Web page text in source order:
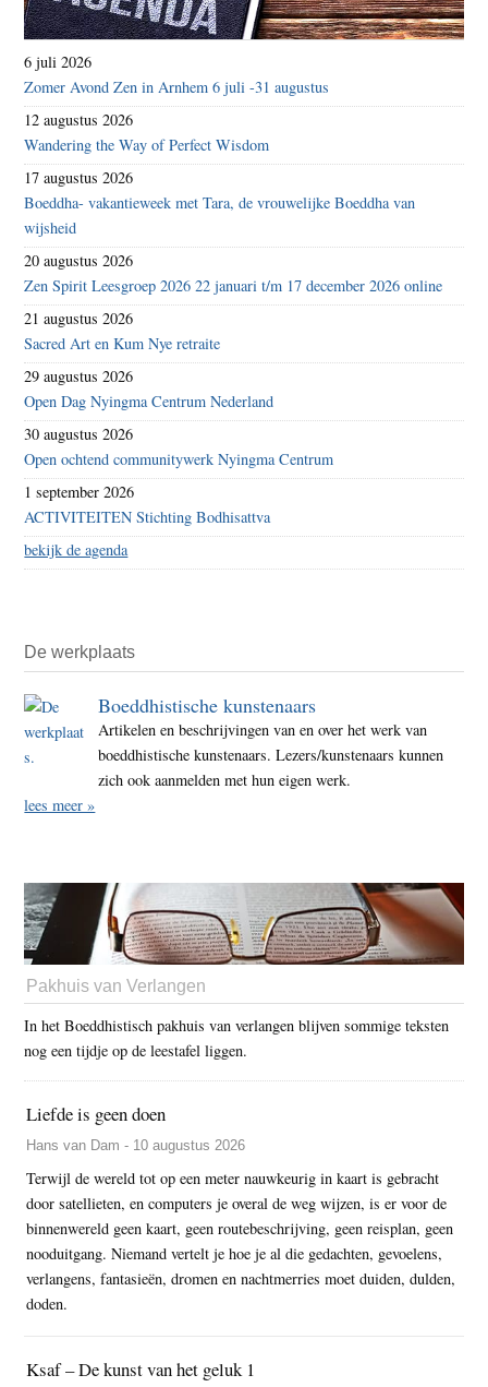
6 juli 2026
Zomer Avond Zen in Arnhem 6 juli -31 augustus
12 augustus 2026
Wandering the Way of Perfect Wisdom
17 augustus 2026
Boeddha- vakantieweek met Tara, de vrouwelijke Boeddha van
wijsheid
20 augustus 2026
Zen Spirit Leesgroep 2026 22 januari t/m 17 december 2026 online
21 augustus 2026
Sacred Art en Kum Nye retraite
29 augustus 2026
Open Dag Nyingma Centrum Nederland
30 augustus 2026
Open ochtend communitywerk Nyingma Centrum
1 september 2026
ACTIVITEITEN Stichting Bodhisattva
bekijk de agenda
De werkplaats
Boeddhistische kunstenaars
Artikelen en beschrijvingen van en over het werk van
boeddhistische kunstenaars. Lezers/kunstenaars kunnen
zich ook aanmelden met hun eigen werk.
lees meer »
Pakhuis van Verlangen
In het Boeddhistisch pakhuis van verlangen blijven sommige teksten
nog een tijdje op de leestafel liggen.
Liefde is geen doen
Hans van Dam - 10 augustus 2026
Terwijl de wereld tot op een meter nauwkeurig in kaart is gebracht
door satellieten, en computers je overal de weg wijzen, is er voor de
binnenwereld geen kaart, geen routebeschrijving, geen reisplan, geen
nooduitgang. Niemand vertelt je hoe je al die gedachten, gevoelens,
verlangens, fantasieën, dromen en nachtmerries moet duiden, dulden,
doden.
Ksaf – De kunst van het geluk 1